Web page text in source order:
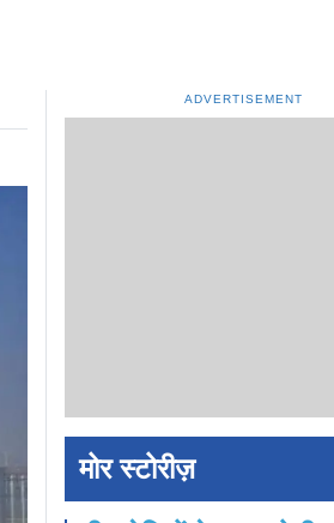
ADVERTISEMENT
मोर स्टोरीज़